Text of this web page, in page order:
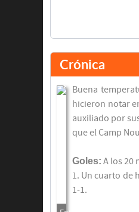
Crónica
Buena
hicieron notar
auxiliado por
que el Camp
Goles: A los 20
1. Un cuarto de
1-1.